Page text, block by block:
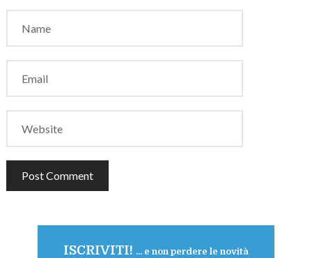
ISCRIVITI! ... e non perdere le novità